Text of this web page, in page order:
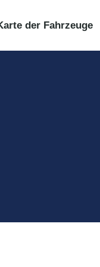
der Fahrzeuge